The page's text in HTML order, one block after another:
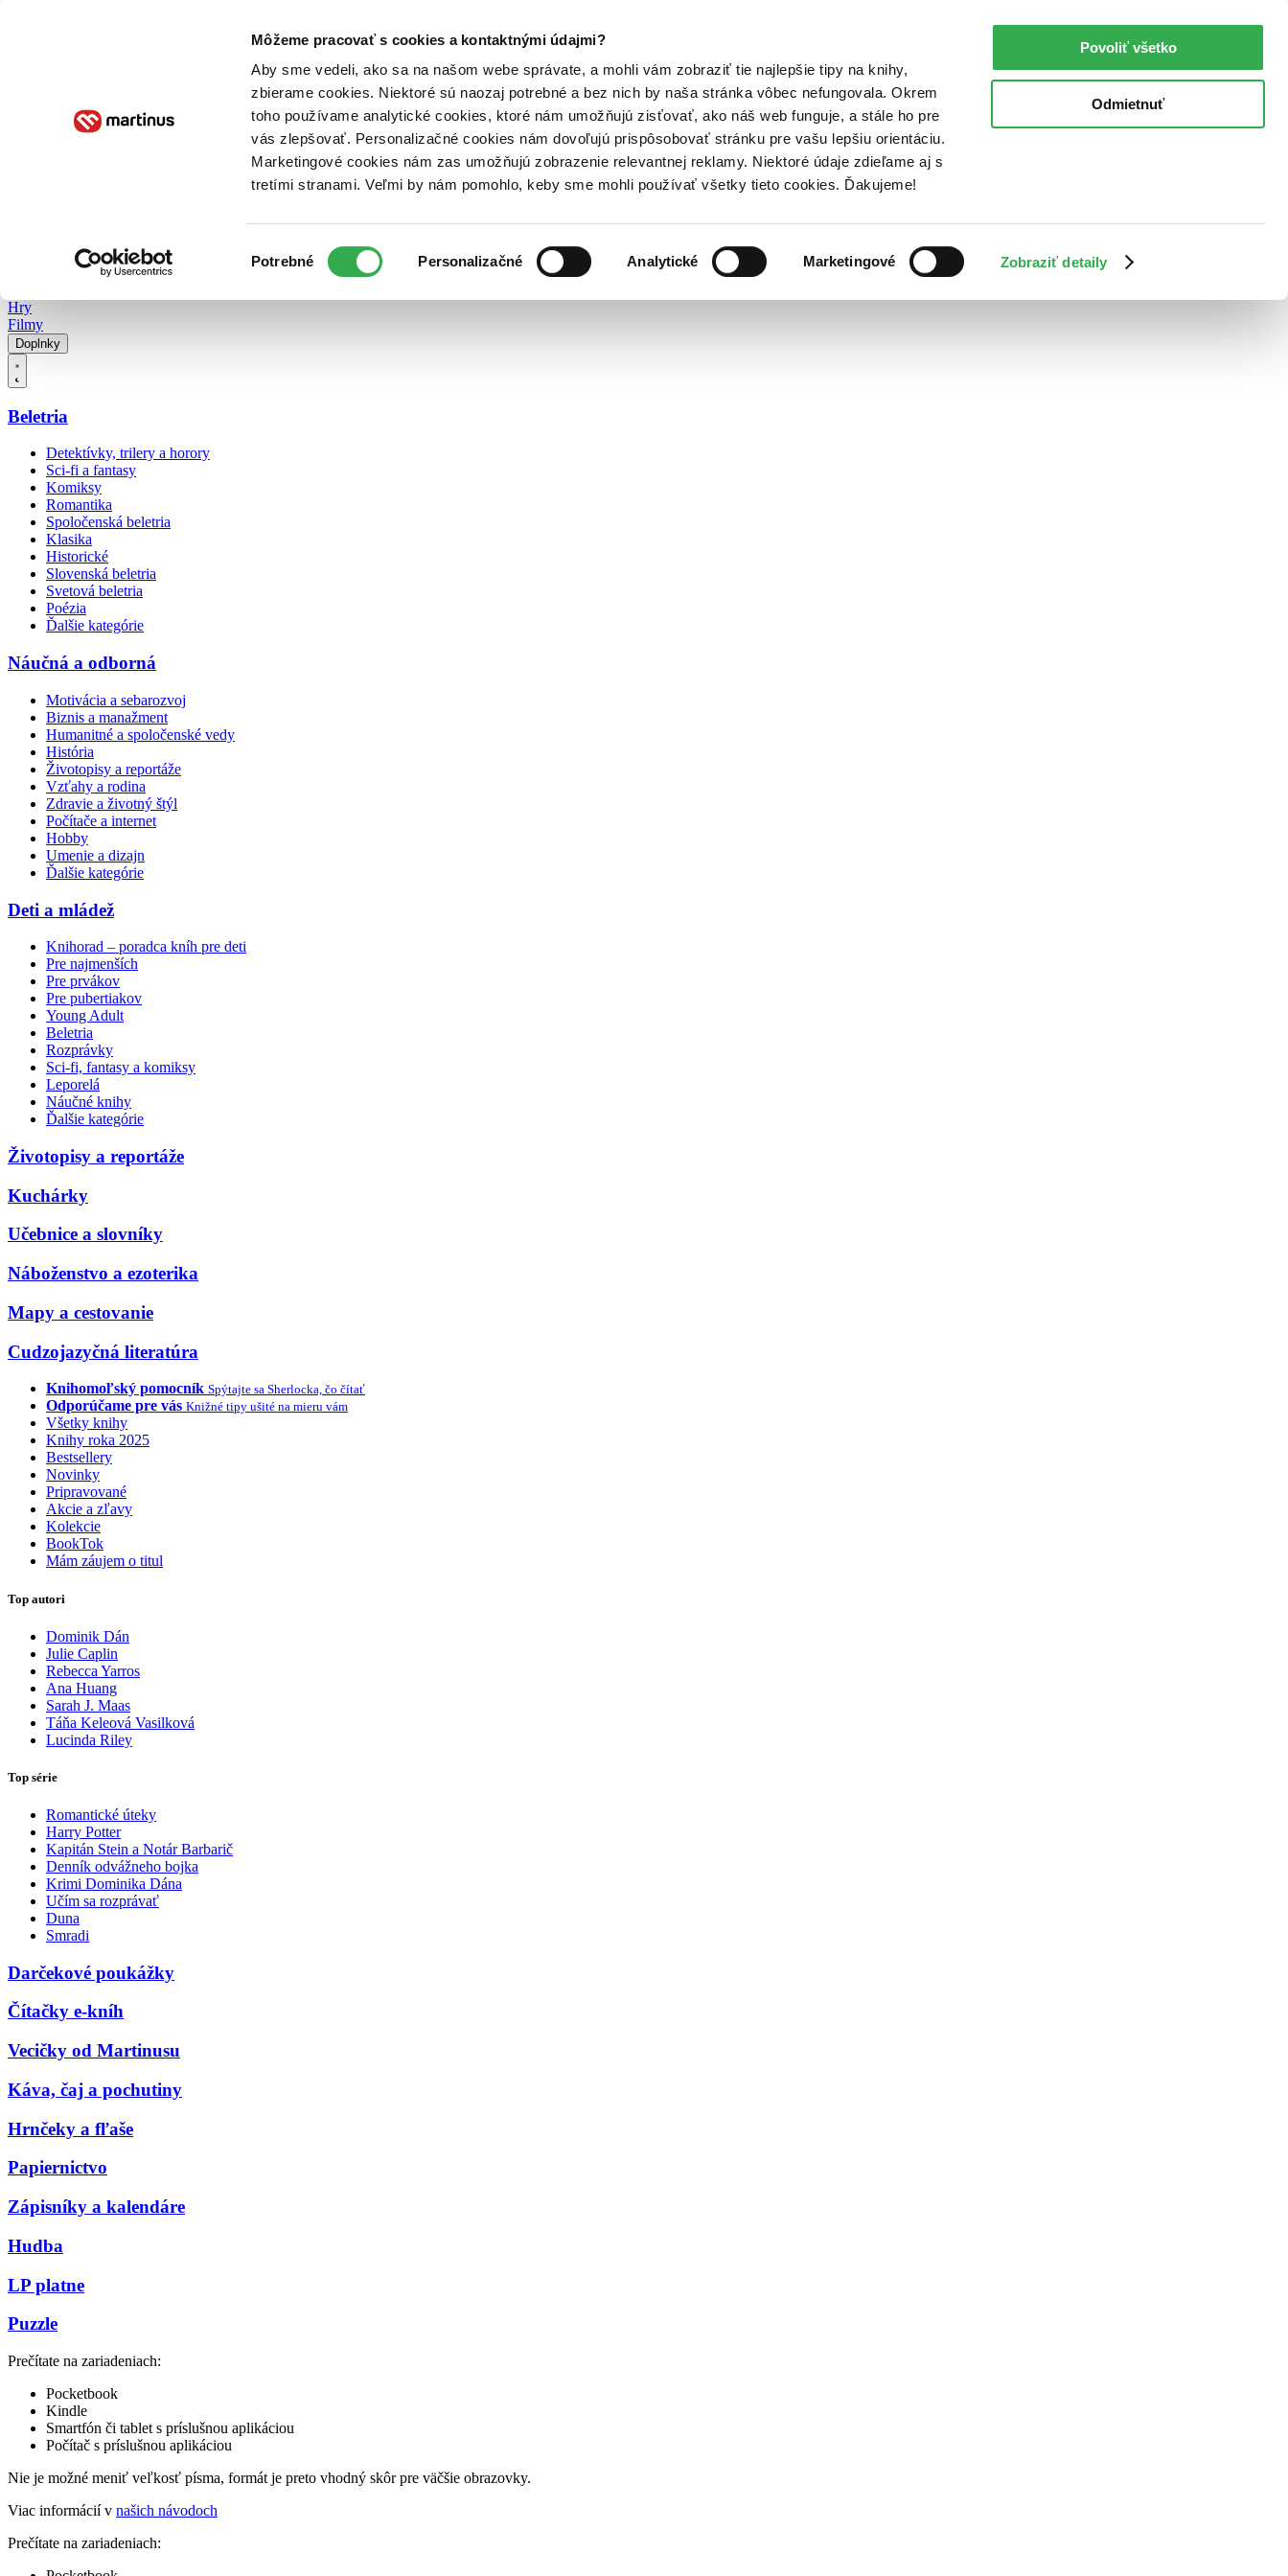
Môžeme pracovať s cookies a kontaktnými údajmi?
Aby sme vedeli, ako sa na našom webe správate, a mohli vám zobraziť tie najlepšie tipy na knihy,
zbierame cookies. Niektoré sú naozaj potrebné a bez nich by naša stránka vôbec nefungovala. Okrem
toho používame analytické cookies, ktoré nám umožňujú zisťovať, ako náš web funguje, a stále ho pre
vás zlepšovať. Personalizačné cookies nám dovoľujú prispôsobovať stránku pre vašu lepšiu orientáciu.
Marketingové cookies nám zas umožňujú zobrazenie relevantnej reklamy. Niektoré údaje zdieľame aj s
tretími stranami. Veľmi by nám pomohlo, keby sme mohli používať všetky tieto cookies. Ďakujeme!
súhlasu
Potrebné Personalizačné Analytické Marketingové Zobraziť detaily
Povoliť všetko
Odmietnuť
Poukážky Kontakt
Hry
Filmy
Doplnky
Beletria
Detektívky, trilery a horory
Sci-fi a fantasy
Komiksy
Romantika
Spoločenská beletria
Klasika
Historické
Slovenská beletria
Svetová beletria
Poézia
Ďalšie kategórie
Náučná a odborná
Motivácia a sebarozvoj
Biznis a manažment
Humanitné a spoločenské vedy
História
Životopisy a reportáže
Vzťahy a rodina
Zdravie a životný štýl
Počítače a internet
Hobby
Umenie a dizajn
Ďalšie kategórie
Deti a mládež
Knihorad – poradca kníh pre deti
Pre najmenších
Pre prvákov
Pre pubertiakov
Young Adult
Beletria
Rozprávky
Sci-fi, fantasy a komiksy
Leporelá
Náučné knihy
Ďalšie kategórie
Životopisy a reportáže
Kuchárky
Učebnice a slovníky
Náboženstvo a ezoterika
Mapy a cestovanie
Cudzojazyčná literatúra
Knihomoľský pomocník Spýtajte sa Sherlocka, čo čítať
Odporúčame pre vás Knižné tipy ušité na mieru vám
Všetky knihy
Knihy roka 2025
Bestsellery
Novinky
Pripravované
Akcie a zľavy
Kolekcie
BookTok
Mám záujem o titul
Top autori
Dominik Dán
Julie Caplin
Rebecca Yarros
Ana Huang
Sarah J. Maas
Táňa Keleová Vasilková
Lucinda Riley
Top série
Romantické úteky
Harry Potter
Kapitán Stein a Notár Barbarič
Denník odvážneho bojka
Krimi Dominika Dána
Učím sa rozprávať
Duna
Smradi
Darčekové poukážky
Čítačky e-kníh
Vecičky od Martinusu
Káva, čaj a pochutiny
Hrnčeky a fľaše
Papiernictvo
Zápisníky a kalendáre
Hudba
LP platne
Puzzle
Prečítate na zariadeniach:
Pocketbook
Kindle
Smartfón či tablet s príslušnou aplikáciou
Počítač s príslušnou aplikáciou
Nie je možné meniť veľkosť písma, formát je preto vhodný skôr pre väčšie obrazovky.
Viac informácií v našich návodoch
Prečítate na zariadeniach: